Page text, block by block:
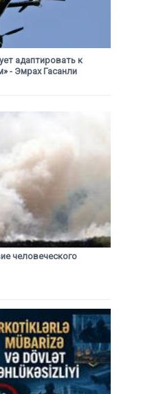
адаптировать к
- Эмрах Гасанли
человеческого